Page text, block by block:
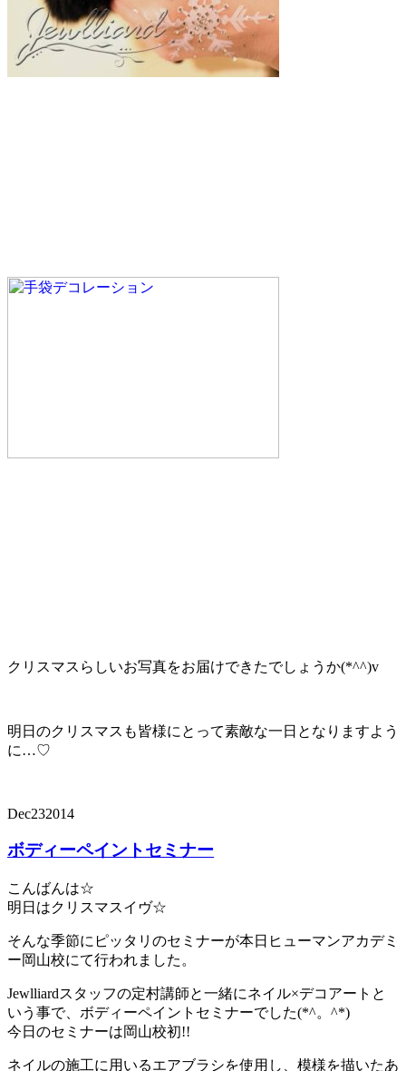
クリスマスらしいお写真をお届けできたでしょうか(*^^)v
明日のクリスマスも皆様にとって素敵な一日となりますよう
に…♡
Dec232014
ボディーペイントセミナー
こんばんは☆
明日はクリスマスイヴ☆
そんな季節にピッタリのセミナーが本日ヒューマンアカデミ
ー岡山校にて行われました。
Jewlliardスタッフの定村講師と一緒にネイル×デコアートと
いう事で、ボディーペイントセミナーでした(*^。^*)
今日のセミナーは岡山校初!!
ネイルの施工に用いるエアブラシを使用し、模様を描いたあ